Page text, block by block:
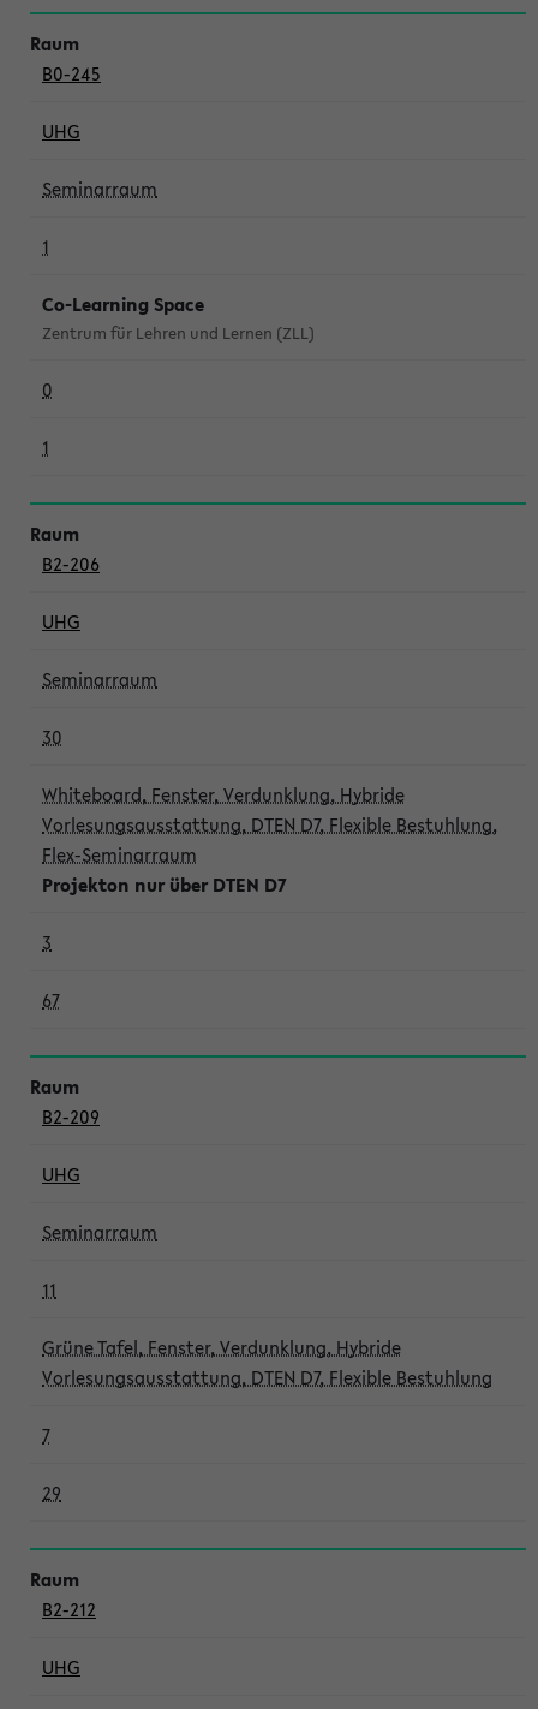
B0-245
UHG
Seminarraum
1
Co-Learning Space
Zentrum für Lehren und Lernen (ZLL)
0
1
B2-206
UHG
Seminarraum
30
Whiteboard, Fenster, Verdunklung, Hybride
Vorlesungsausstattung, DTEN D7, Flexible Bestuhlung,
Flex-Seminarraum
Projekton nur über DTEN D7
3
67
B2-209
UHG
Seminarraum
11
Grüne Tafel, Fenster, Verdunklung, Hybride
Vorlesungsausstattung, DTEN D7, Flexible Bestuhlung
7
29
B2-212
UHG